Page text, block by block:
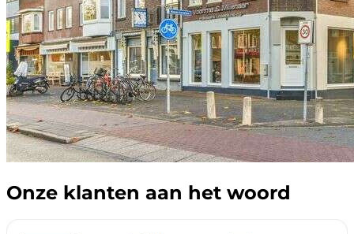
Onze klanten aan het woord